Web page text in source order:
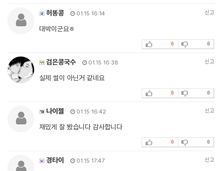
허똥콩 01.15 16:14 신고
대박이군요ㅎ
0 0
검은콩국수 01.15 16:38 신고
실제 썰이 아닌거 같네요
0 0
나이젤 01.15 16:42 신고
재밌게 잘 봤습니다 감사합니다
0 0
경타이 01.15 17:47 신고